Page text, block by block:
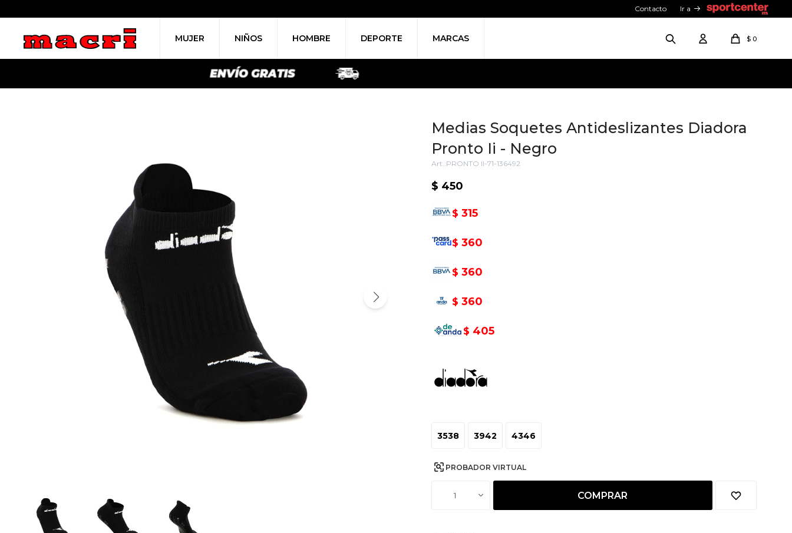
MUJER NIÑOS HOMBRE DEPORTE MARCAS $ 0
Contacto Ir a
Medias Soquetes Antideslizantes Diadora
Pronto Ii - Negro
PRONTO II-71-136492
$ 450
$ 315
$ 360
$ 360
$ 360
$ 405
3538 3942 4346
PROBADOR VIRTUAL
1 COMPRAR